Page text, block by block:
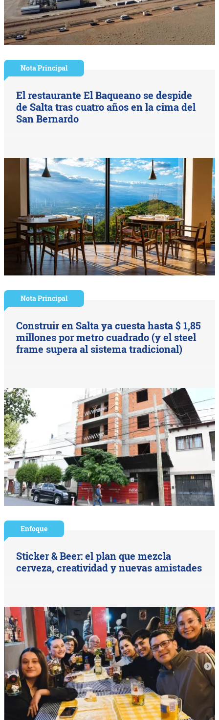
Nota Principal
El restaurante El Baqueano se despide
de Salta tras cuatro años en la cima del
San Bernardo
Nota Principal
Construir en Salta ya cuesta hasta $ 1,85
millones por metro cuadrado (y el steel
frame supera al sistema tradicional)
Enfoque
Sticker & Beer: el plan que mezcla
cerveza, creatividad y nuevas amistades